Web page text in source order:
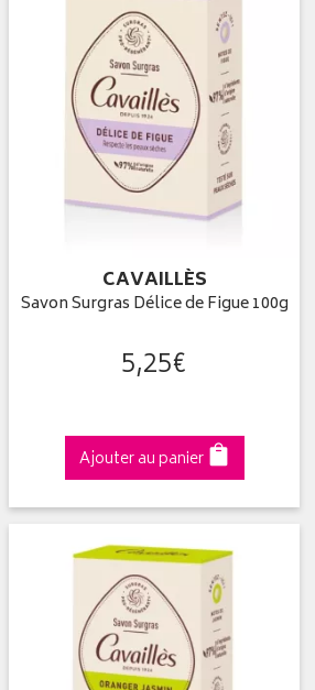
CAVAILLÈS
Savon Surgras Délice de Figue 100g
5,25€
Ajouter au panier